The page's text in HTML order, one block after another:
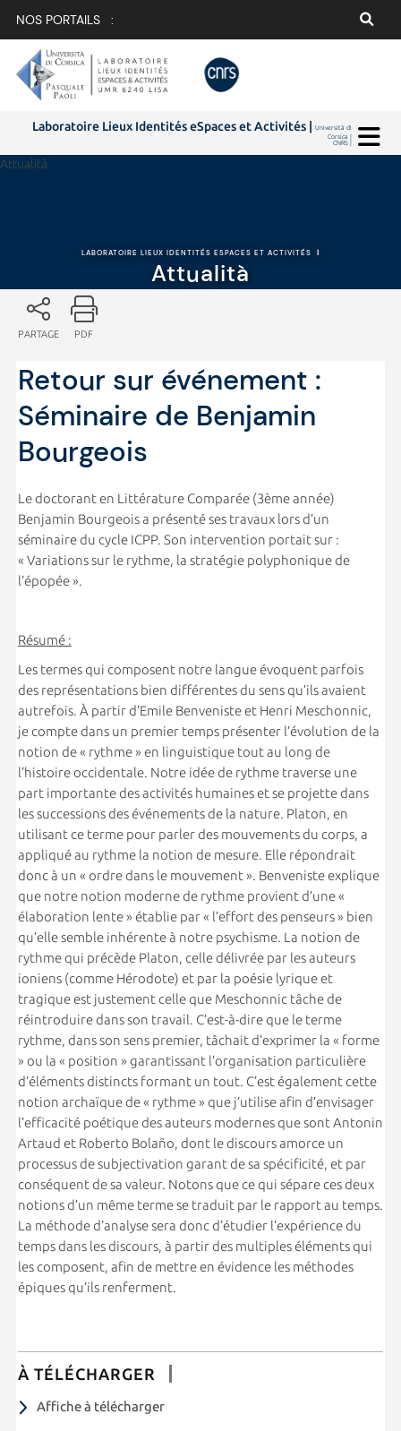
NOS PORTAILS :
Laboratoire Lieux Identités eSpaces et Activités |Università di
Corsica |
CNRS |
Attualità
LABORATOIRE LIEUX IDENTITÉS ESPACES ET ACTIVITÉS |
Attualità
PARTAGE PDF
Retour sur événement :
Séminaire de Benjamin
Bourgeois
Le doctorant en Littérature Comparée (3ème année)
Benjamin Bourgeois a présenté ses travaux lors d’un
séminaire du cycle ICPP. Son intervention portait sur :
« Variations sur le rythme, la stratégie polyphonique de
l’épopée ».
Résumé :
Les termes qui composent notre langue évoquent parfois
des représentations bien différentes du sens qu’ils avaient
autrefois. À partir d’Emile Benveniste et Henri Meschonnic,
je compte dans un premier temps présenter l’évolution de la
notion de « rythme » en linguistique tout au long de
l’histoire occidentale. Notre idée de rythme traverse une
part importante des activités humaines et se projette dans
les successions des événements de la nature. Platon, en
utilisant ce terme pour parler des mouvements du corps, a
appliqué au rythme la notion de mesure. Elle répondrait
donc à un « ordre dans le mouvement ». Benveniste explique
que notre notion moderne de rythme provient d’une «
élaboration lente » établie par « l’effort des penseurs » bien
qu’elle semble inhérente à notre psychisme. La notion de
rythme qui précède Platon, celle délivrée par les auteurs
ioniens (comme Hérodote) et par la poésie lyrique et
tragique est justement celle que Meschonnic tâche de
réintroduire dans son travail. C’est-à-dire que le terme
rythme, dans son sens premier, tâchait d’exprimer la « forme
» ou la « position » garantissant l’organisation particulière
d’éléments distincts formant un tout. C’est également cette
notion archaïque de « rythme » que j’utilise afin d’envisager
l’efficacité poétique des auteurs modernes que sont Antonin
Artaud et Roberto Bolaño, dont le discours amorce un
processus de subjectivation garant de sa spécificité, et par
conséquent de sa valeur. Notons que ce qui sépare ces deux
notions d’un même terme se traduit par le rapport au temps.
La méthode d’analyse sera donc d’étudier l’expérience du
temps dans les discours, à partir des multiples éléments qui
les composent, afin de mettre en évidence les méthodes
épiques qu’ils renferment.
À TÉLÉCHARGER
Affiche à télécharger